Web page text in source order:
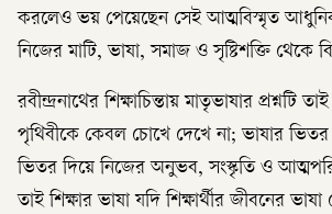
করলেও ভয় পেয়েছেন সেই আত্মবিস্মৃত
নিজের মাটি, ভাষা, সমাজ ও সৃষ্টিশক্তি থেকে
রবীন্দ্রনাথের শিক্ষাচিন্তায় মাতৃভাষার প্রশ্নটি
পৃথিবীকে কেবল চোখে দেখে না; ভাষার ভিতর
ভিতর দিয়ে নিজের অনুভব, সংস্কৃতি ও
তাই শিক্ষার ভাষা যদি শিক্ষার্থীর জীবনের ভাষা